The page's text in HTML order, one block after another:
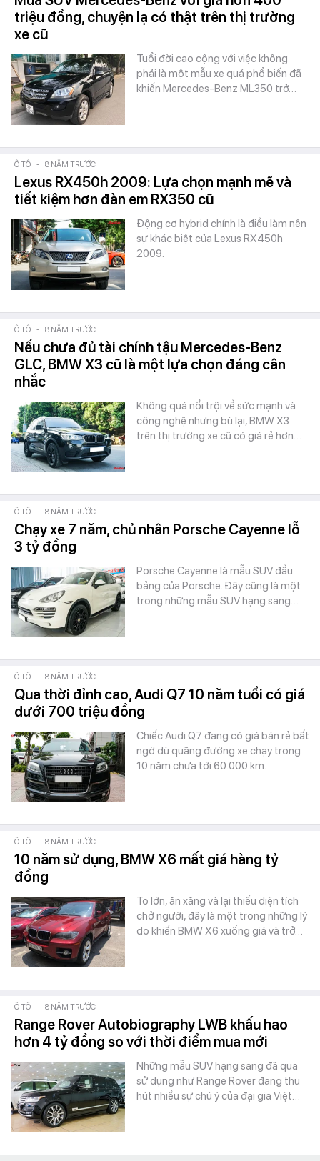
triệu đồng, chuyện lạ có thật trên thị trường
xe cũ
Tuổi đời cao cộng với việc không
phải là một mẫu xe quá phổ biến đã
khiến Mercedes-Benz ML350 trở…
Ô TÔ - 8 NĂM TRƯỚC
Lexus RX450h 2009: Lựa chọn mạnh mẽ và
tiết kiệm hơn đàn em RX350 cũ
Động cơ hybrid chính là điều làm nên
sự khác biệt của Lexus RX450h
2009.
Ô TÔ - 8 NĂM TRƯỚC
Nếu chưa đủ tài chính tậu Mercedes-Benz
GLC, BMW X3 cũ là một lựa chọn đáng cân
nhắc
Không quá nổi trội về sức mạnh và
công nghệ nhưng bù lại, BMW X3
trên thị trường xe cũ có giá rẻ hơn…
Ô TÔ - 8 NĂM TRƯỚC
Chạy xe 7 năm, chủ nhân Porsche Cayenne lỗ
3 tỷ đồng
Porsche Cayenne là mẫu SUV đầu
bảng của Porsche. Đây cũng là một
trong những mẫu SUV hạng sang…
Ô TÔ - 8 NĂM TRƯỚC
Qua thời đỉnh cao, Audi Q7 10 năm tuổi có giá
dưới 700 triệu đồng
Chiếc Audi Q7 đang có giá bán rẻ bất
ngờ dù quãng đường xe chạy trong
10 năm chưa tới 60.000 km.
Ô TÔ - 8 NĂM TRƯỚC
10 năm sử dụng, BMW X6 mất giá hàng tỷ
đồng
To lớn, ăn xăng và lại thiếu diện tích
chở người, đây là một trong những lý
do khiến BMW X6 xuống giá và trở…
Ô TÔ - 8 NĂM TRƯỚC
Range Rover Autobiography LWB khấu hao
hơn 4 tỷ đồng so với thời điểm mua mới
Những mẫu SUV hạng sang đã qua
sử dụng như Range Rover đang thu
hút nhiều sự chú ý của đại gia Việt…